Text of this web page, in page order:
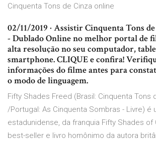
Cinquenta Tons de Cinza online
02/11/2019 · Assistir Cinquenta Tons
- Dublado Online no melhor portal de
alta resolução no seu computador,
smartphone. CLIQUE e confira!
informações do filme antes para
o modo de linguagem.
Fifty Shades Freed (Brasil: Cinquenta Tons
/Portugal: As Cinquenta Sombras - Livre) é
estadunidense, da franquia Fifty Shades of
best-seller e livro homônimo da autora